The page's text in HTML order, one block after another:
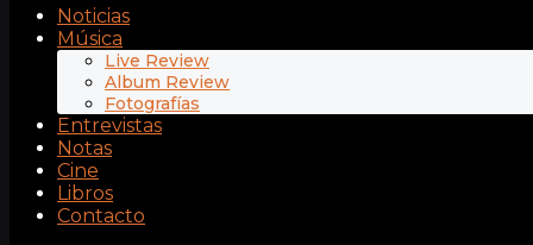
Noticias
Música
Live Review
Album Review
Fotografías
Entrevistas
Notas
Cine
Libros
Contacto